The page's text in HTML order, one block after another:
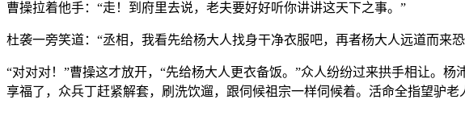
曹操拉着他手：“走！到府里去说，老夫要好好听你讲讲这天下之事。”
杜袭一旁笑道：“丞相，我看先给杨大人找身干净衣服吧，再者杨大人远道而来
“对对对！”曹操这才放开，“先给杨大人更衣备饭。”众人纷纷过来拱手相让。
享福了，众兵丁赶紧解套，刷洗饮遛，跟伺候祖宗一样伺候着。活命全指望驴老